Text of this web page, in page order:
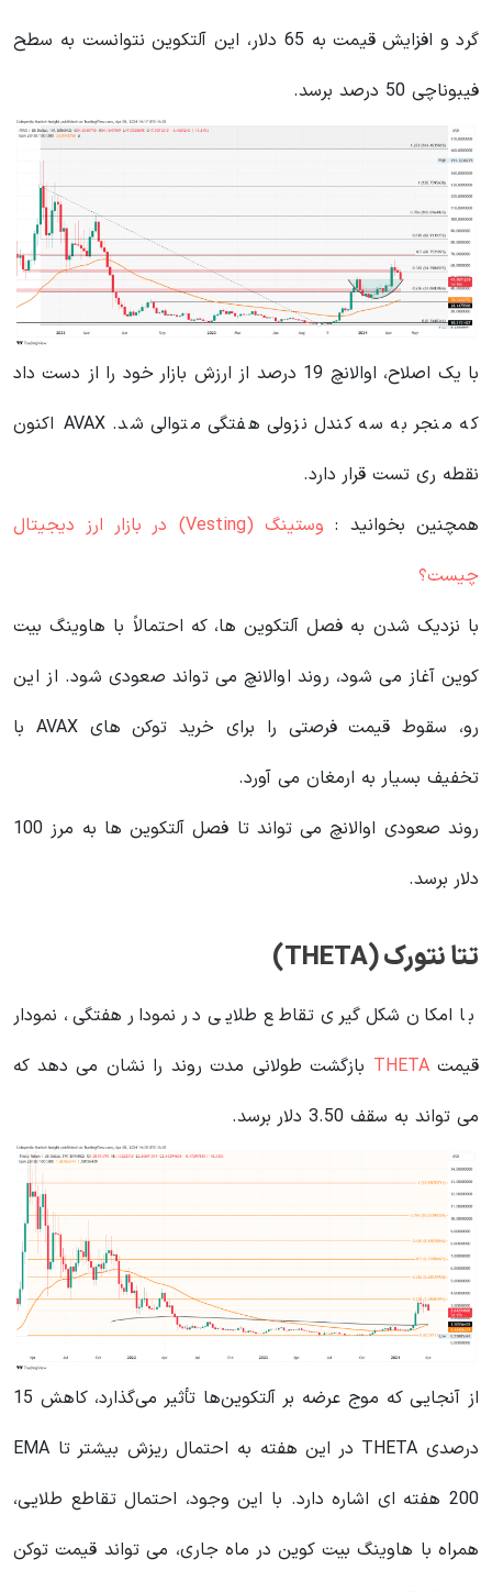
گرد و افزایش قیمت به 65 دلار، این آلتکوین نتوانست به سطح
فیبوناچی 50 درصد برسد.
با یک اصلاح، اوالانچ 19 درصد از ارزش بازار خود را از دست داد
که منجر به سه کندل نزولی هفتگی متوالی شد. AVAX اکنون
نقطه ری تست قرار دارد.
همچنین بخوانید :
وستینگ (Vesting) در بازار ارز دیجیتال
چیست؟
با نزدیک شدن به فصل آلتکوین ها، که احتمالاً با هاوینگ بیت
کوین آغاز می شود، روند اوالانچ می تواند صعودی شود. از این
رو، سقوط قیمت فرصتی را برای خرید توکن های AVAX با
تخفیف بسیار به ارمغان می آورد.
روند صعودی اوالانچ می تواند تا فصل آلتکوین ها به مرز 100
دلار برسد.
تتا نتورک (THETA)
با امکان شکل گیری تقاطع طلایی در نمودار هفتگی، نمودار
قیمتTHETA بازگشت طولانی مدت روند را نشان می دهد که
می تواند به سقف 3.50 دلار برسد.
از آنجایی که موج عرضه بر آلتکوین‌ها تأثیر می‌گذارد، کاهش 15
درصدی THETA در این هفته به احتمال ریزش بیشتر تا EMA
200 هفته ای اشاره دارد. با این وجود، احتمال تقاطع طلایی،
همراه با هاوینگ بیت کوین در ماه جاری، می تواند قیمت توکن